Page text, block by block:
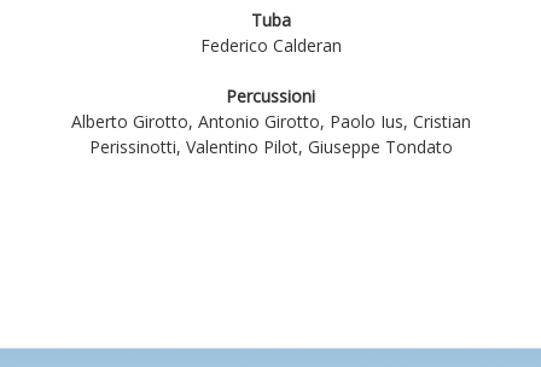
Tuba
Federico Calderan
Percussioni
Alberto Girotto, Antonio Girotto, Paolo Ius, Cristian
Perissinotti, Valentino Pilot, Giuseppe Tondato